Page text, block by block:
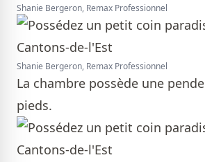
Shanie Bergeron, Remax Professionnel
Shanie Bergeron, Remax Professionnel
La chambre possède une
pieds.